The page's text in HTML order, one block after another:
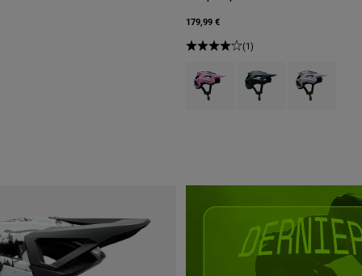
179,99 €
(1)
Product swatch type of Rose barbe
Product swatch type of
Product